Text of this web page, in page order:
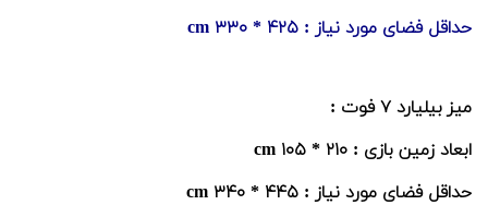
حداقل فضای مورد نیاز : ۴۲۵ * ۳۳۰ cm
میز بیلیارد ۷ فوت :
ابعاد زمین بازی : ۲۱۰ * ۱۰۵ cm
حداقل فضای مورد نیاز : ۴۴۵ * ۳۴۰ cm